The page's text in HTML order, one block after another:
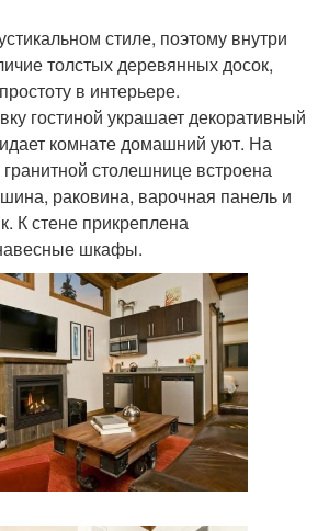
стиле, поэтому внутри
толстых деревянных досок,
в интерьере.
гостиной украшает декоративный
комнате домашний уют. На
столешнице встроена
раковина, варочная панель и
К стене прикреплена
шкафы.